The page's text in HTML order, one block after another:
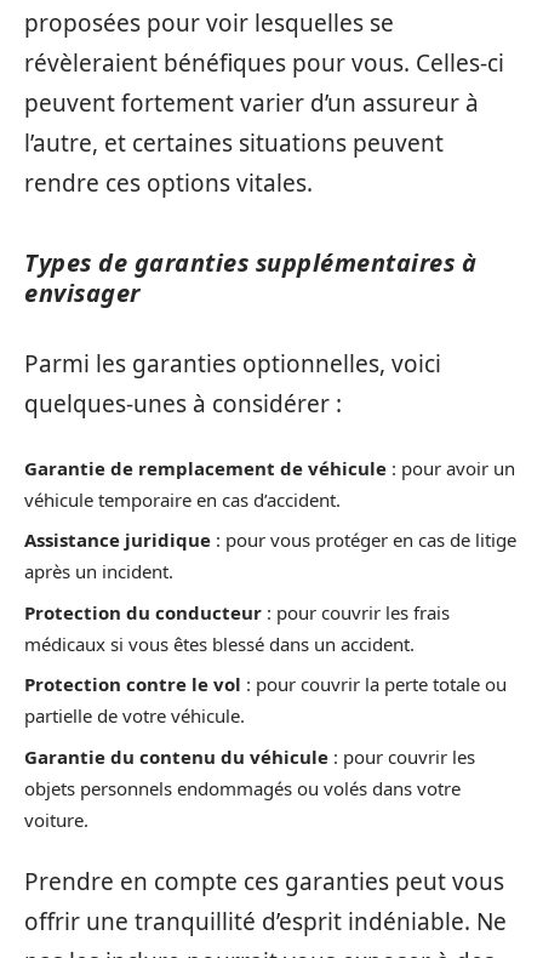
proposées pour voir lesquelles se
révèleraient bénéfiques pour vous. Celles-ci
peuvent fortement varier d’un assureur à
l’autre, et certaines situations peuvent
rendre ces options vitales.
Types de garanties supplémentaires à
envisager
Parmi les garanties optionnelles, voici
quelques-unes à considérer :
Garantie de remplacement de véhicule : pour avoir un
véhicule temporaire en cas d’accident.
Assistance juridique : pour vous protéger en cas de litige
après un incident.
Protection du conducteur : pour couvrir les frais
médicaux si vous êtes blessé dans un accident.
Protection contre le vol : pour couvrir la perte totale ou
partielle de votre véhicule.
Garantie du contenu du véhicule : pour couvrir les
objets personnels endommagés ou volés dans votre
voiture.
Prendre en compte ces garanties peut vous
offrir une tranquillité d’esprit indéniable. Ne